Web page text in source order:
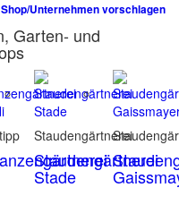
Shop/Unternehmen vorschlagen
Garten- und
Staudengärtnerei
Staudengärtnerei
Stade